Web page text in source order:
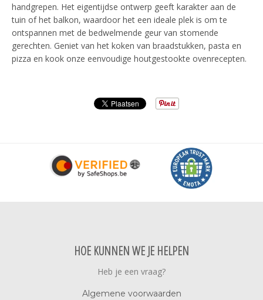
handgrepen. Het eigentijdse ontwerp geeft karakter aan de
tuin of het balkon, waardoor het een ideale plek is om te
ontspannen met de bedwelmende geur van stomende
gerechten. Geniet van het koken van braadstukken, pasta en
pizza en kook onze eenvoudige houtgestookte ovenrecepten.
HOE KUNNEN WE JE HELPEN
Heb je een vraag?
Algemene voorwaarden